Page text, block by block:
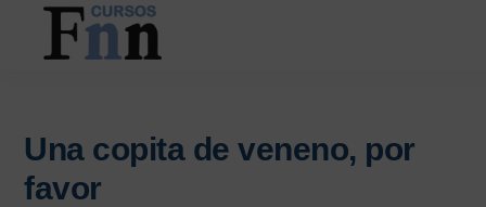
Saltar
contenido
Saltar
principal
online
Una copita de veneno, por
favor